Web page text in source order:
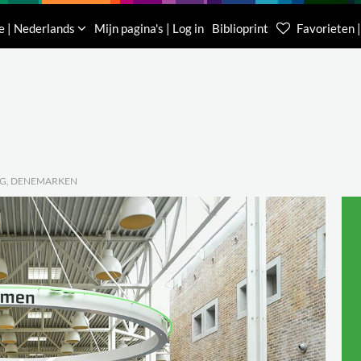
| Nederlands Mijn pagina's | Log in Biblioprint Favorieten
Klantenservice België
(0)16 623 340
Klantenservice
085 400 0453
Contacteer ons
DENEMARKEN